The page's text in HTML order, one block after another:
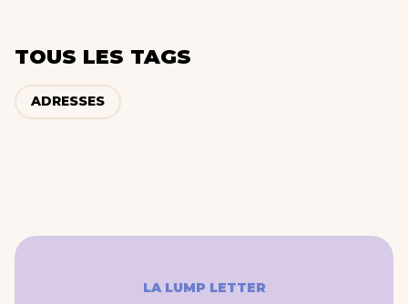
TOUS LES TAGS
ADRESSES
LA LUMP LETTER